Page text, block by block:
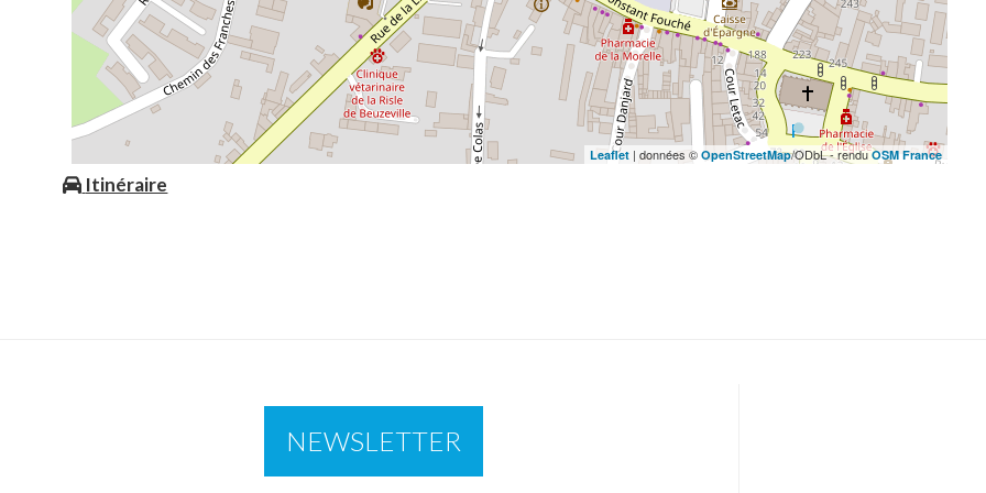
Leaflet| données © OpenStreetMap/ODbL - renduOSM France
Itinéraire
NEWSLETTER